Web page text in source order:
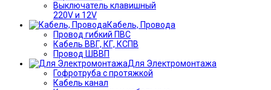
Выключатель клавишный
220V и 12V
Кабель, Провода
Провод гибкий ПВС
Кабель ВВГ, КГ, КСПВ
Провод ШВВП
Для Электромонтажа
Гофротруба с протяжкой
Кабель канал